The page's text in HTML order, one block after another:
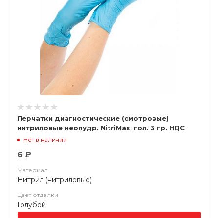
Перчатки диагностические (смотровые)
нитриловые неопудр. NitriMax, гол. 3 гр. НДС
(10%)
Нет в наличии
6 ₽
Материал
Нитрил (нитриловые)
Цвет отделки
Голубой